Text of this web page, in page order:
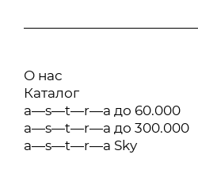
О нас
Каталог
a—s—t—r—a до 60.000
a—s—t—r—a до 300.000
a—s—t—r—a Sky